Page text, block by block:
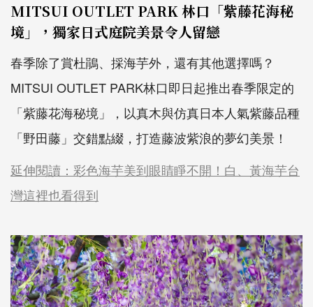
MITSUI OUTLET PARK 林口「紫藤花海秘
境」，獨家日式庭院美景令人留戀
春季除了賞杜鵑、採海芋外，還有其他選擇嗎？
MITSUI OUTLET PARK林口即日起推出春季限定的
「紫藤花海秘境」，以真木與仿真日本人氣紫藤品種
「野田藤」交錯點綴，打造藤波紫浪的夢幻美景！
延伸閱讀：彩色海芋美到眼睛睜不開！白、黃海芋台
灣這裡也看得到